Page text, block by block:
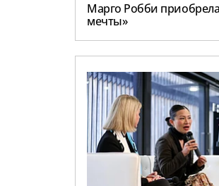
Марго Робби
мечты»